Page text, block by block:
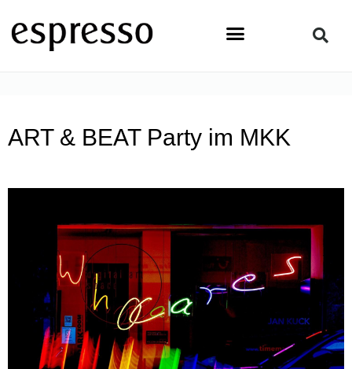
Inhalt
springen
ART & BEAT Party im MKK